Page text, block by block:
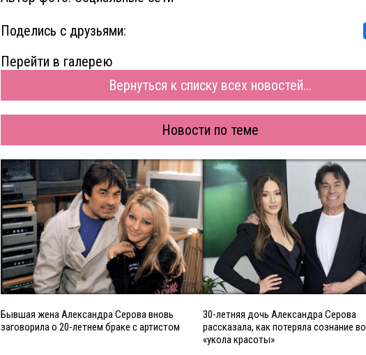
Поделись с друзьями:
Перейти в галерею
Вернуться к списку всех новостей...
Новости по теме
Бывшая жена Александра Серова вновь
заговорила о 20-летнем браке с артистом
30-летняя дочь Александра Серова
рассказала, как потеряла сознание
«укола красоты»